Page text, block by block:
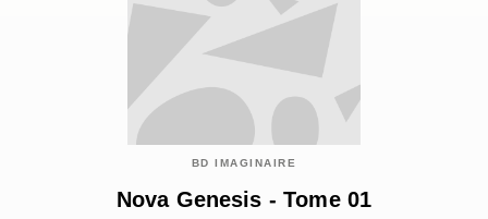
BD IMAGINAIRE
Nova Genesis - Tome 01